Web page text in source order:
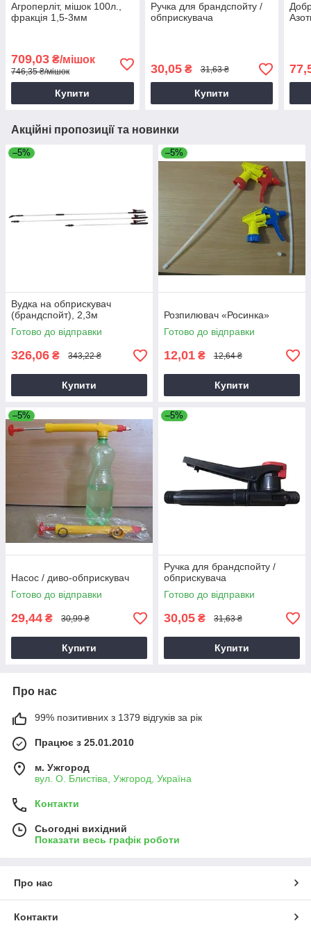
Агроперліт, мішок 100л.,
фракція 1,5-3мм
709,03 ₴/мішок
746,35 ₴/мішок
Купити
Ручка для брандспойту /
обприскувача
30,05₴ 31,63 ₴
Купити
Акційні пропозиції та новинки
–5%
Вудка на обприскувач
(брандспойт), 2,3м
Готово до відправки
326,06 ₴ 343,22 ₴
Купити
–5%
Розпилювач «Росинка»
Готово до відправки
12,01 ₴ 12,64 ₴
Купити
–5%
Насос / диво-обприскувач
Готово до відправки
29,44 ₴ 30,99 ₴
Купити
–5%
Ручка для брандспойту /
обприскувача
Готово до відправки
30,05 ₴ 31,63 ₴
Купити
Про нас
99% позитивних з 1379 відгуків за рік
Працює з 25.01.2010
м. Ужгород
вул. О. Блистіва, Ужгород, Україна
Контакти
Сьогодні вихідний
Показати весь графік роботи
Про нас
Контакти